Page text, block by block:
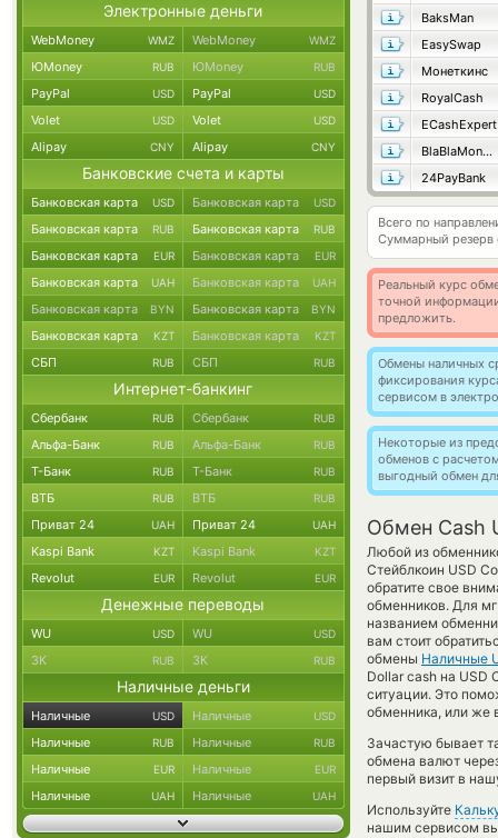
BaksMan
EasySwap
Монеткинс
RoyalCash
ECashExpert
BlaBlaMoney
24PayBank
Всего по
Суммарный резерв
Реальный курс
точной
предложить.
Обмены наличных
фиксирования
сервисом в
Некоторые из
обменов с
выгодный обмен
Обмен Cash
Любой из
Стейблкоин USD
обратите свое
обменников. Для
названием
вам стоит
обмены Наличные
Dollar cash на USD
ситуации. Это
обменника, или же
Зачастую бывает
обмена валют
первый визит в
Используйте
нашим сервисом
Электронные деньги
WebMoney WMZ WebMoney WMZ
ЮMoney RUB ЮMoney RUB
PayPal USD PayPal USD
Volet USD Volet USD
Alipay CNY Alipay CNY
Банковские счета и карты
Банковская карта USD Банковская карта USD
Банковская карта RUB Банковская карта RUB
Банковская карта EUR Банковская карта EUR
Банковская карта UAH Банковская карта UAH
Банковская карта BYN Банковская карта BYN
Банковская карта KZT Банковская карта KZT
СБП RUB СБП RUB
Интернет-банкинг
Сбербанк RUB Сбербанк RUB
Альфа-Банк RUB Альфа-Банк RUB
Т-Банк RUB Т-Банк RUB
ВТБ RUB ВТБ RUB
Приват 24 UAH Приват 24 UAH
Kaspi Bank KZT Kaspi Bank KZT
Revolut EUR Revolut EUR
Денежные переводы
WU USD WU USD
ЗК RUB ЗК RUB
Наличные деньги
Наличные USD Наличные USD
Наличные RUB Наличные RUB
Наличные EUR Наличные EUR
Наличные UAH Наличные UAH